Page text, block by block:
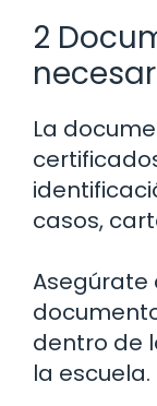
2
La
casos,
Asegúrate
dentro de
la escuela.